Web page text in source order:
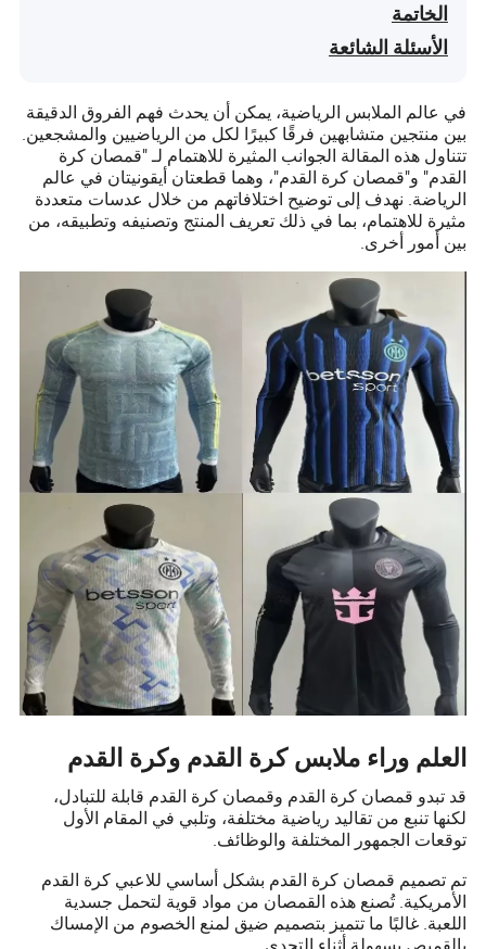
الخاتمة
الأسئلة الشائعة
في عالم الملابس الرياضية، يمكن أن يحدث فهم الفروق الدقيقة
بين منتجين متشابهين فرقًا كبيرًا لكل من الرياضيين والمشجعين.
تتناول هذه المقالة الجوانب المثيرة للاهتمام لـ "قمصان كرة
القدم" و"قمصان كرة القدم"، وهما قطعتان أيقونيتان في عالم
الرياضة. نهدف إلى توضيح اختلافاتهم من خلال عدسات متعددة
مثيرة للاهتمام، بما في ذلك تعريف المنتج وتصنيفه وتطبيقه، من
بين أمور أخرى.
العلم وراء ملابس كرة القدم وكرة القدم
قد تبدو قمصان كرة القدم وقمصان كرة القدم قابلة للتبادل،
لكنها تنبع من تقاليد رياضية مختلفة، وتلبي في المقام الأول
توقعات الجمهور المختلفة والوظائف.
تم تصميم قمصان كرة القدم بشكل أساسي للاعبي كرة القدم
الأمريكية. تُصنع هذه القمصان من مواد قوية لتحمل جسدية
اللعبة. غالبًا ما تتميز بتصميم ضيق لمنع الخصوم من الإمساك